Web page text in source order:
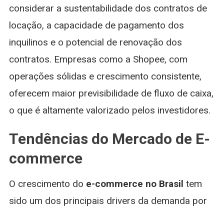
considerar a sustentabilidade dos contratos de
locação, a capacidade de pagamento dos
inquilinos e o potencial de renovação dos
contratos. Empresas como a Shopee, com
operações sólidas e crescimento consistente,
oferecem maior previsibilidade de fluxo de caixa,
o que é altamente valorizado pelos investidores.
Tendências do Mercado de E-
commerce
O crescimento do e-commerce no Brasil tem
sido um dos principais drivers da demanda por